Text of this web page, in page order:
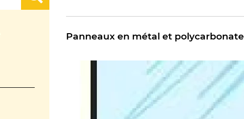
Panneaux en métal et polycarbonate